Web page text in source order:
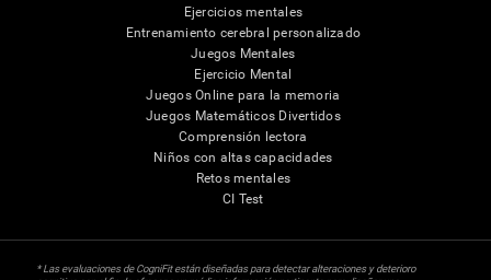
Ejercicios mentales
Entrenamiento cerebral personalizado
Juegos Mentales
Ejercicio Mental
Juegos Online para la memoria
Juegos Matemáticos Divertidos
Comprensión lectora
Niños con altas capacidades
Retos mentales
CI Test
* Las evaluaciones de CogniFit están diseñadas para detectar alteraciones y deterioro